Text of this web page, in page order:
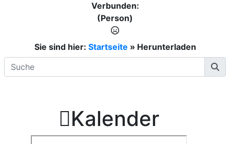
Verbunden:
(Person)
Sie sind hier: Startseite » Herunterladen
Kalender